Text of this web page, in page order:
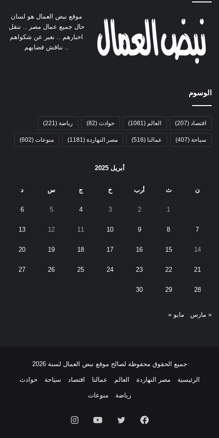
موقع نبض العمال هو لسان
حال جميع عمال مصر .. ننقل
اخبارهم .. نعبر عن شكواهم
.. نناقش قضايهم
الوسوم
اقتصاد (207) العالم (1081) حوادث (82) رياضة (221)
سياحة (407) عمالنا (516) مصر النهاردة (1181) منوعات (602)
أبريل 2025
ن ث أرب خ ج س د
1
2
3
4
5
6
7
8
9
10
11
12
13
14
15
16
17
18
19
20
21
22
23
24
25
26
27
28
29
30
« مارس مايو »
جميع الحقوق محفوظة لصالح موقع نبض العمال لسنة 2026
الرئيسية مصر النهاردة العالم عمالنا اقتصاد سياحة حوادث
رياضة منوعات
فيسبوك تويتر يوتيوب